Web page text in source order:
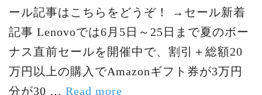
ール記事はこちらをどうぞ！ →セール新着
記事 Lenovoでは6月5日～25日まで夏のボー
ナス直前セールを開催中で、割引＋総額20
万円以上の購入でAmazonギフト券が3万円
分が30 … Read more